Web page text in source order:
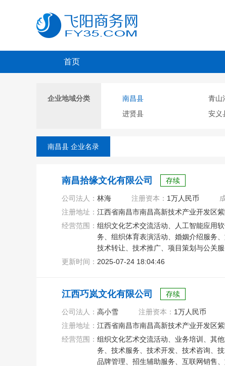
首页
企业地域分类 南昌县 青山
进贤县
安义
南昌县 企业名录
南昌拾缘文化有限公司 存续
公司法人： 林海 注册资本： 1万人民币
注册地址： 江西省南昌市南昌高新技术产业开发区
经营范围： 组织文化艺术交流活动、人工智能应用
务、组织体育表演活动、婚姻介绍服务
技术转让、技术推广、项目策划与公关
更新时间： 2025-07-24 18:04:46
江西巧岚文化有限公司 存续
公司法人： 高小雪 注册资本： 1万人民币
注册地址： 江西省南昌市南昌高新技术产业开发区
经营范围： 组织文化艺术交流活动、业务培训、其
务、技术服务、技术开发、技术咨询、
品牌管理、招生辅助服务、互联网销售